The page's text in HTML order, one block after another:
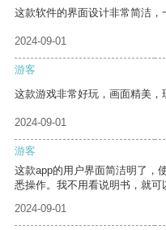
这款软件的界面设计非常简洁，
2024-09-01
游客
这款游戏非常好玩，画面精美，
2024-09-01
游客
这款app的用户界面简洁明了，
悉操作。我不用看说明书，就可
2024-09-01